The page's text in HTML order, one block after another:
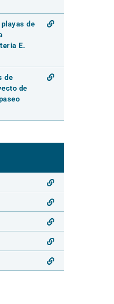
de
E.
de
de